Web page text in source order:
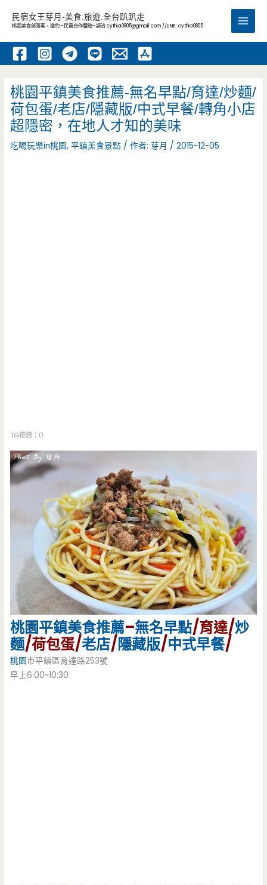
內
民宿女王芽月-美食.旅遊.全台趴趴走
桃園美食部落客，邀約 -民宿合作體驗~ 請洽cythia0805@gmail.com //LINE: cythia0805
Main
桃園平鎮美食推薦-無名早點/育達/炒麵/
荷包蛋/老店/隱藏版/中式早餐/轉角小店
超隱密，在地人才知的美味
吃喝玩樂in桃園,平鎮美食景點 / 作者:芽月 /2015-12-05
TG按讚：0
桃園平鎮美食推薦–無名早點/育達/炒
麵/荷包蛋/老店/隱藏版/中式早餐/
桃園市平鎮區育達路253號
早上6:00~10:30